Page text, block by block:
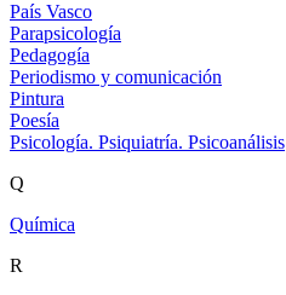
País Vasco
Parapsicología
Pedagogía
Periodismo y comunicación
Pintura
Poesía
Psicología. Psiquiatría. Psicoanálisis
Q
Química
R